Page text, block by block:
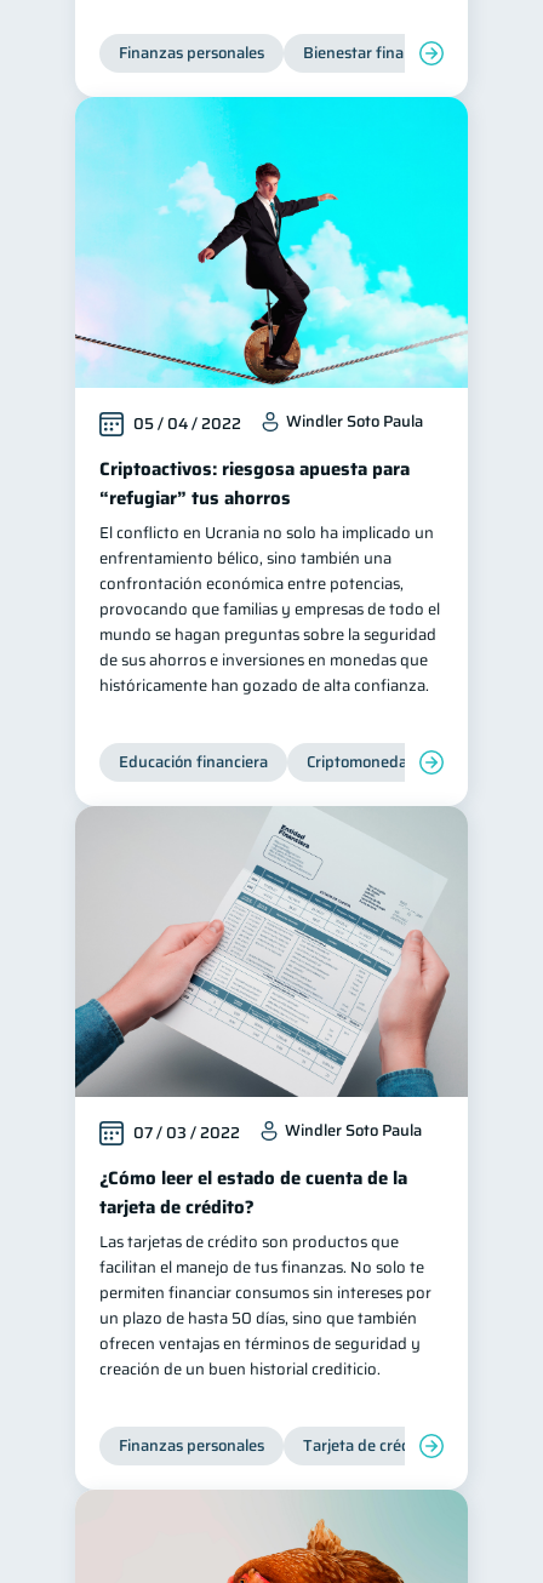
Finanzas personales Bienestar financiero
05 / 04 / 2022 Windler Soto Paula
Criptoactivos: riesgosa apuesta para
“refugiar” tus ahorros
El conflicto en Ucrania no solo ha implicado un
enfrentamiento bélico, sino también una
confrontación económica entre potencias,
provocando que familias y empresas de todo el
mundo se hagan preguntas sobre la seguridad
de sus ahorros e inversiones en monedas que
históricamente han gozado de alta confianza.
Educación financiera Criptomonedas
07 / 03 / 2022 Windler Soto Paula
¿Cómo leer el estado de cuenta de la
tarjeta de crédito?
Las tarjetas de crédito son productos que
facilitan el manejo de tus finanzas. No solo te
permiten financiar consumos sin intereses por
un plazo de hasta 50 días, sino que también
ofrecen ventajas en términos de seguridad y
creación de un buen historial crediticio.
Finanzas personales Tarjeta de crédito